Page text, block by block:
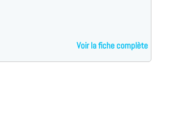
Voir la fiche complète